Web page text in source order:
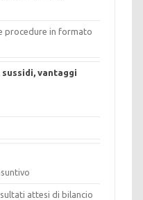
procedure in formato
vantaggi
attesi di bilancio